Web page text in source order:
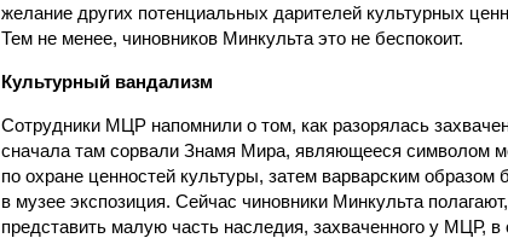
желание других потенциальных дарителей культурных
Тем не менее, чиновников Минкульта это не беспокоит.
Культурный вандализм
Сотрудники МЦР напомнили о том, как разорялась
сначала там сорвали Знамя Мира, являющееся символом
по охране ценностей культуры, затем варварским образом
в музее экспозиция. Сейчас чиновники Минкульта
представить малую часть наследия, захваченного у МЦР,